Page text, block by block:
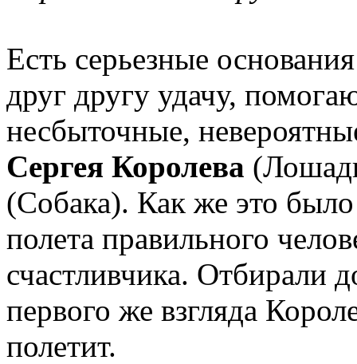
Есть серьезные
друг другу удачу,
несбыточные,
Сергея Королева
(Собака). Как же это
полета правильного
счастливчика. Отбирали
первого же взгляда
полетит.